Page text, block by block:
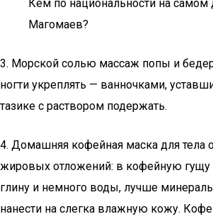
Кем по национальности на
Магомаев?
3. Морской солью массаж попы и
ногти укреплять — ванночками,
тазике с раствором подержать.
4. Домашняя кофейная маска для тела
жировых отложений: в кофейную гущу
глину и немного воды, лучше
нанести на слегка влажную кожу.